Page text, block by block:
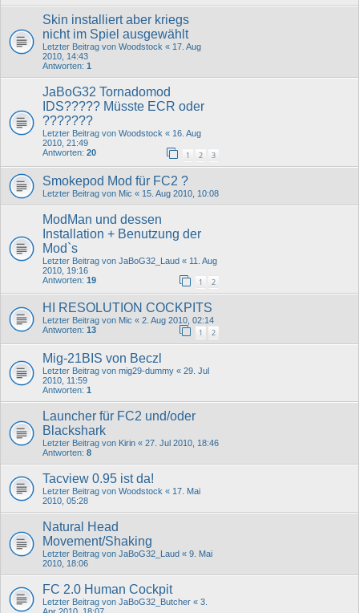
Skin installiert aber kriegs
nicht im Spiel ausgewählt
Letzter Beitrag von Woodstock « 17. Aug
2010, 14:43
Antworten: 1
JaBoG32 Tornadomod
IDS????? Müsste ECR oder
???????
Letzter Beitrag von Woodstock « 16. Aug
2010, 21:49
Antworten: 20 1 2 3
Smokepod Mod für FC2 ?
Letzter Beitrag von Mic « 15. Aug 2010, 10:08
ModMan und dessen
Installation + Benutzung der
Mod`s
Letzter Beitrag von JaBoG32_Laud « 11. Aug
2010, 19:16
Antworten: 19 1 2
HI RESOLUTION COCKPITS
Letzter Beitrag von Mic « 2. Aug 2010, 02:14
Antworten: 13 1 2
Mig-21BIS von Beczl
Letzter Beitrag von mig29-dummy « 29. Jul
2010, 11:59
Antworten: 1
Launcher für FC2 und/oder
Blackshark
Letzter Beitrag von Kirin « 27. Jul 2010, 18:46
Antworten: 8
Tacview 0.95 ist da!
Letzter Beitrag von Woodstock « 17. Mai
2010, 05:28
Natural Head
Movement/Shaking
Letzter Beitrag von JaBoG32_Laud « 9. Mai
2010, 18:06
FC 2.0 Human Cockpit
Letzter Beitrag von JaBoG32_Butcher « 3.